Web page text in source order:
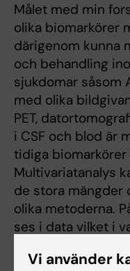
Målet med min
olika biomarkörer
därigenom kunna
och behandling
sjukdomar såsom
med olika
PET,
i CSF och blod är
tidiga
Multivariatanalys
de stora mängder
olika metoderna.
ses i data vilket i
metoder. Genom
Vi använder